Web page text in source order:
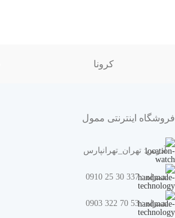
کرونا
فروشگاه اینترنتی ممول
آدرس: تهران_تهرانپارس
همراه : 337 30 25 0910
همراه : 53 70 322 0903